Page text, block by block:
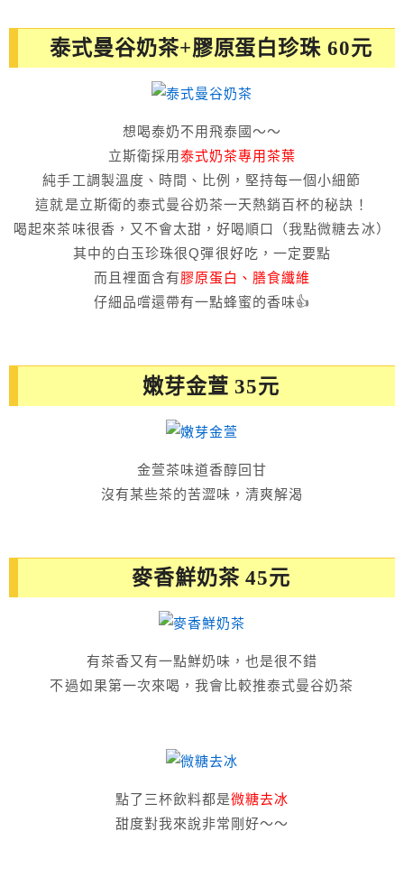
泰式曼谷奶茶+膠原蛋白珍珠 60元
想喝泰奶不用飛泰國～～
立斯衛採用泰式奶茶專用茶葉
純手工調製溫度、時間、比例，堅持每一個小細節
這就是立斯衛的泰式曼谷奶茶一天熱銷百杯的秘訣！
喝起來茶味很香，又不會太甜，好喝順口（我點微糖去冰）
其中的白玉珍珠很Q彈很好吃，一定要點
而且裡面含有膠原蛋白、膳食纖維
仔細品嚐還帶有一點蜂蜜的香味👍
嫩芽金萱 35元
金萱茶味道香醇回甘
沒有某些茶的苦澀味，清爽解渴
麥香鮮奶茶 45元
有茶香又有一點鮮奶味，也是很不錯
不過如果第一次來喝，我會比較推泰式曼谷奶茶
點了三杯飲料都是微糖去冰
甜度對我來說非常剛好～～